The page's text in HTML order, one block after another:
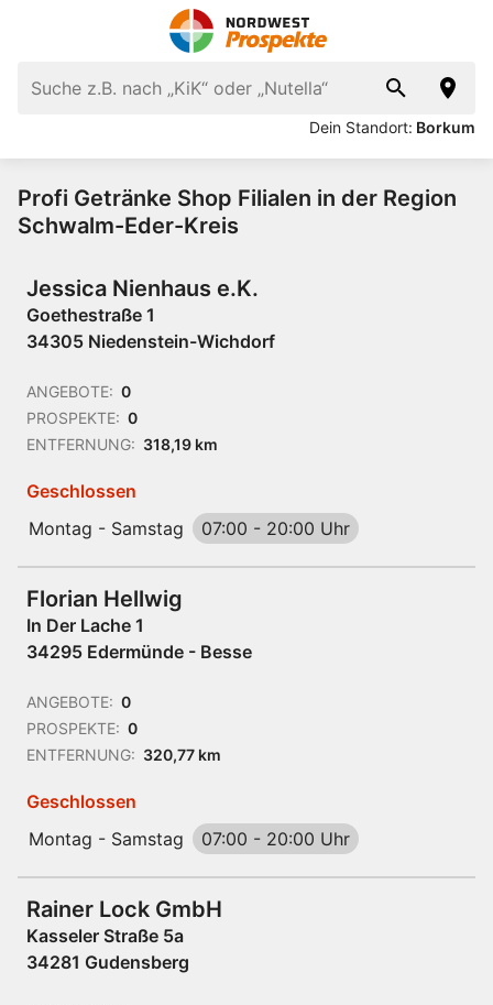
Dein Standort: Borkum
Profi Getränke Shop Filialen in der Region
Schwalm-Eder-Kreis
Jessica Nienhaus e.K.
Goethestraße 1
34305 Niedenstein-Wichdorf
ANGEBOTE: 0
PROSPEKTE: 0
ENTFERNUNG: 318,19 km
Geschlossen
Montag - Samstag
07:00 - 20:00 Uhr
Florian Hellwig
In Der Lache 1
34295 Edermünde - Besse
ANGEBOTE: 0
PROSPEKTE: 0
ENTFERNUNG: 320,77 km
Geschlossen
Montag - Samstag
07:00 - 20:00 Uhr
Rainer Lock GmbH
Kasseler Straße 5a
34281 Gudensberg